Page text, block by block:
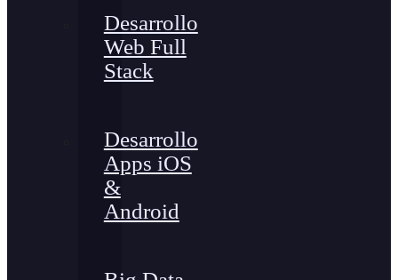
Desarrollo
Web Full
Stack
Desarrollo
Apps iOS
&
Android